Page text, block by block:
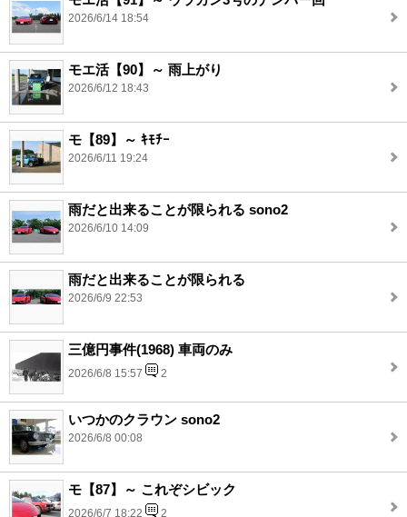
2026/6/14 18:54
モエ活【90】～ 雨上がり
2026/6/12 18:43
モ【89】～ ｷﾓﾁｰ
2026/6/11 19:24
雨だと出来ることが限られる sono2
2026/6/10 14:09
雨だと出来ることが限られる
2026/6/9 22:53
三億円事件(1968) 車両のみ
2026/6/8 15:57 2
いつかのクラウン sono2
2026/6/8 00:08
モ【87】～ これぞシビック
2026/6/7 18:22 2